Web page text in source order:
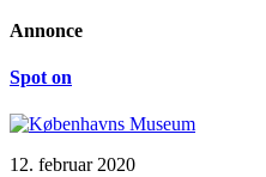
Annonce
Spot on
12. februar 2020